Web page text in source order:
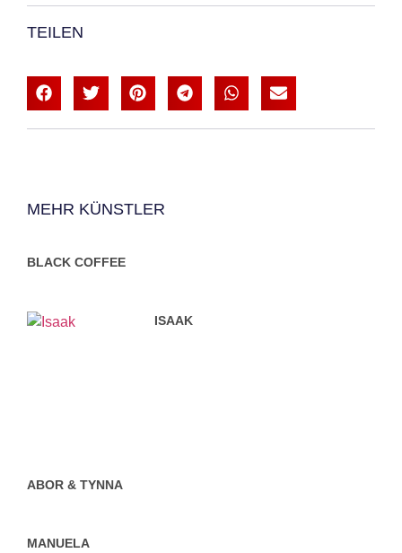
TEILEN
MEHR KÜNSTLER
BLACK COFFEE
ISAAK
ABOR & TYNNA
MANUELA